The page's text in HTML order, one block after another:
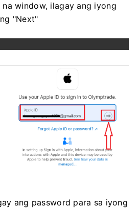
window, ilagay ang iyong
"Next"
ang password para sa iyong